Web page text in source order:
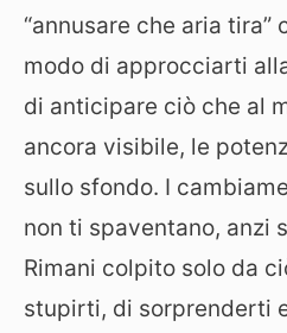
“annusare che aria
modo di approcciarti
di anticipare ciò che al
ancora visibile, le
sullo sfondo. I
non ti spaventano, anzi
Rimani colpito solo da
stupirti, di sorprenderti